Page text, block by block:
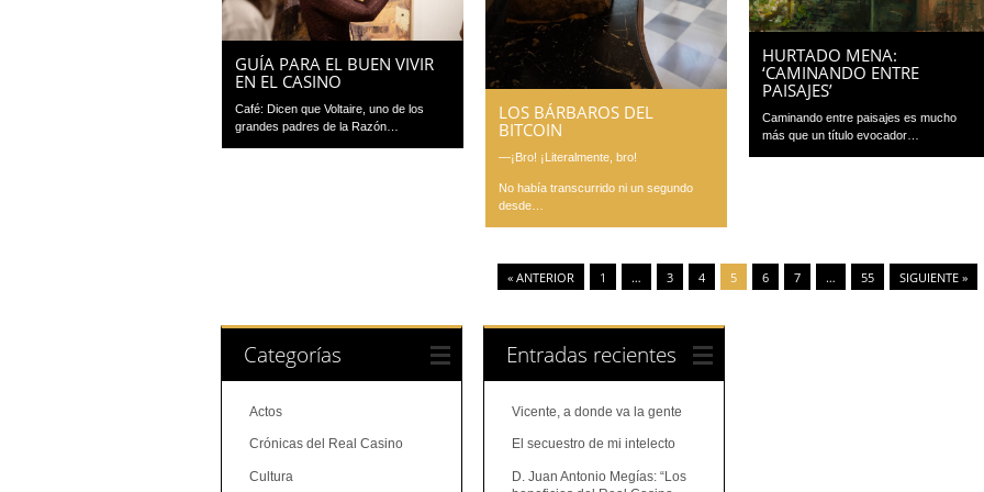
HURTADO MENA:
‘CAMINANDO ENTRE
PAISAJES’
Caminando entre paisajes es mucho
más que un título evocador…
LOS BÁRBAROS DEL
BITCOIN
—¡Bro! ¡Literalmente, bro!
No había transcurrido ni un segundo
desde…
GUÍA PARA EL BUEN VIVIR
EN EL CASINO
Café: Dicen que Voltaire, uno de los
grandes padres de la Razón…
« ANTERIOR 1 … 3 4 5 6 7 … 55 SIGUIENTE »
Categorías
Actos
Crónicas del Real Casino
Cultura
Entradas recientes
Vicente, a donde va la gente
El secuestro de mi intelecto
D. Juan Antonio Megías: “Los